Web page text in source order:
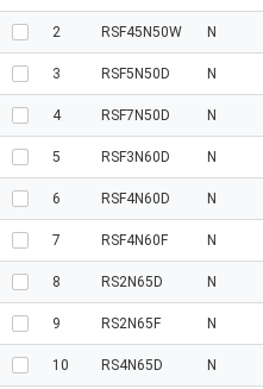
2 RSF45N50W N
3 RSF5N50D N
4 RSF7N50D N
5 RSF3N60D N
6 RSF4N60D N
7 RSF4N60F N
8 RS2N65D N
9 RS2N65F N
10 RS4N65D N